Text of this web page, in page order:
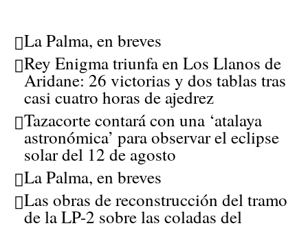
La Palma, en breves
Rey Enigma triunfa en Los Llanos de
Aridane: 26 victorias y dos tablas tras
casi cuatro horas de ajedrez
Tazacorte contará con una ‘atalaya
astronómica’ para observar el eclipse
solar del 12 de agosto
La Palma, en breves
Las obras de reconstrucción del tramo
de la LP-2 sobre las coladas del